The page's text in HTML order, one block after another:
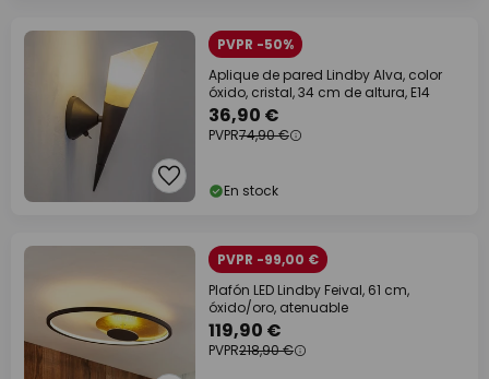
PVPR -50%
Aplique de pared Lindby Alva, color
óxido, cristal, 34 cm de altura, E14
36,90 €
PVPR74,90 €
En stock
PVPR -99,00 €
Plafón LED Lindby Feival, 61 cm,
óxido/oro, atenuable
119,90 €
PVPR218,90 €